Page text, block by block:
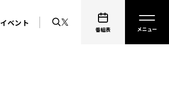
イベント
番組表